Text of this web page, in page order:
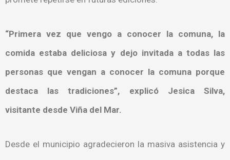
“Primera vez que vengo a conocer la comuna, la
comida estaba deliciosa y dejo invitada a todas las
personas que vengan a conocer la comuna porque
destaca las tradiciones”, explicó Jesica Silva,
visitante desde Viña del Mar.
Desde el municipio agradecieron la masiva asistencia y